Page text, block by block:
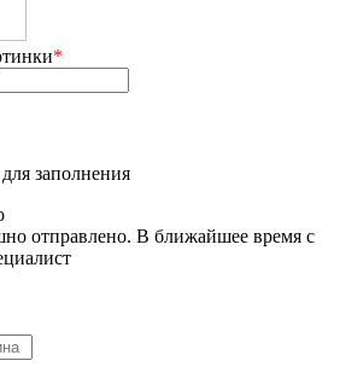
*
заполнения
отправлено. В ближайшее время с